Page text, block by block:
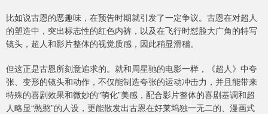
比如说古恩的恶趣味，在预告时期就引发了一定争议。古恩在对超人
的塑造中，突出标志性的红色内裤，以及在飞行时怼脸大广角的特写
镜头，超人和影片整体的视觉质感，因此稍显滑稽。
但这正是古恩所刻意追求的。就和周星驰的电影一样，《超人》中夸
张、变形的镜头和动作，不仅能制造夸张的运动冲击力，并且能带来
特殊的喜剧效果和微妙的“萌化”美感，配合影片整体的喜剧基调和超
人略显“憨憨”的人设，更能散发出古恩在好莱坞独一无二的、漫画式